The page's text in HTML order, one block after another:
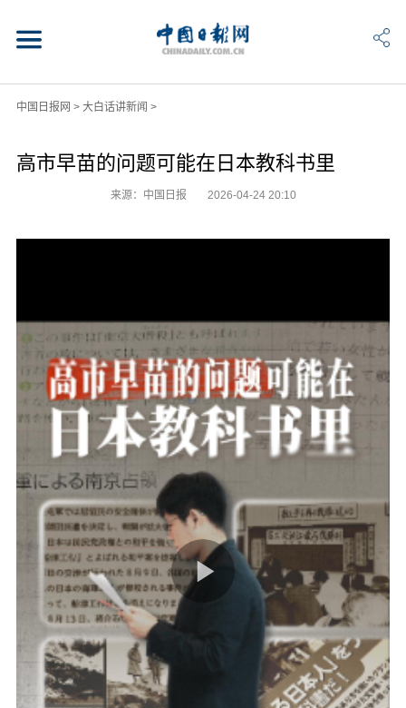
中国日报网 > 大白话讲新闻 >
高市早苗的问题可能在日本教科书里
来源：中国日报 2026-04-24 20:10